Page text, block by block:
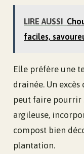
LIRE AUSSI
faciles,
Elle préfère une
drainée. Un
peut faire pourrir
argileuse,
compost bien
plantation.